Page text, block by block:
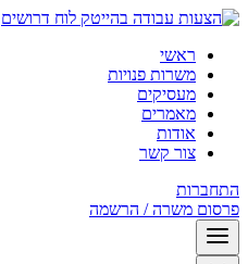
לוח דרושים
ראשי
משרות פנויות
מעסיקים
מאמרים
אודות
צור קשר
התחברות
פרסום משרה / הרשמה